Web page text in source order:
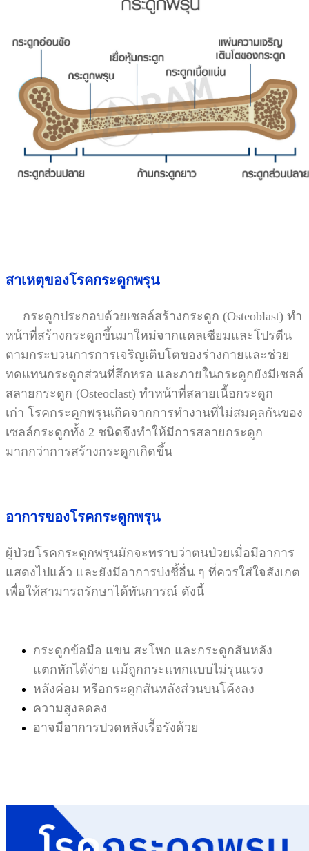
สาเหตุของโรคกระดูกพรุน
กระดูกประกอบด้วยเซลล์สร้างกระดูก (Osteoblast) ทำ
หน้าที่สร้างกระดูกขึ้นมาใหม่จากแคลเซียมและโปรตีน
ตามกระบวนการการเจริญเติบโตของร่างกายและช่วย
ทดแทนกระดูกส่วนที่สึกหรอ และภายในกระดูกยังมีเซลล์
สลายกระดูก (Osteoclast) ทำหน้าที่สลายเนื้อกระดูก
เก่า โรคกระดูกพรุนเกิดจากการทำงานที่ไม่สมดุลกันของ
เซลล์กระดูกทั้ง 2 ชนิดจึงทำให้มีการสลายกระดูก
มากกว่าการสร้างกระดูกเกิดขึ้น
อาการของโรคกระดูกพรุน
ผู้ป่วยโรคกระดูกพรุนมักจะทราบว่าตนป่วยเมื่อมีอาการ
แสดงไปแล้ว และยังมีอาการบ่งชี้อื่น ๆ ที่ควรใส่ใจสังเกต
เพื่อให้สามารถรักษาได้ทันการณ์ ดังนี้
กระดูกข้อมือ แขน สะโพก และกระดูกสันหลัง
แตกหักได้ง่าย แม้ถูกกระแทกแบบไม่รุนแรง
หลังค่อม หรือกระดูกสันหลังส่วนบนโค้งลง
ความสูงลดลง
อาจมีอาการปวดหลังเรื้อรังด้วย